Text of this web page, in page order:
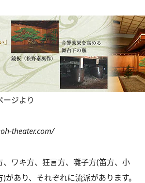
ージより
theater.com/
ワキ方、狂言方、囃子方(笛方、小
があり、それぞれに流派があります。